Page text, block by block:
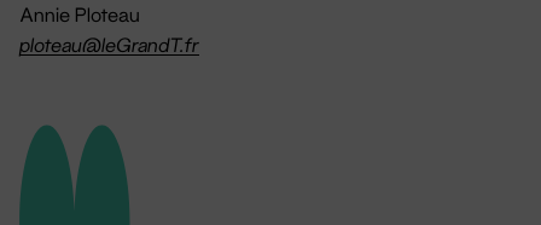
Annie Ploteau
ploteau@leGrandT.fr